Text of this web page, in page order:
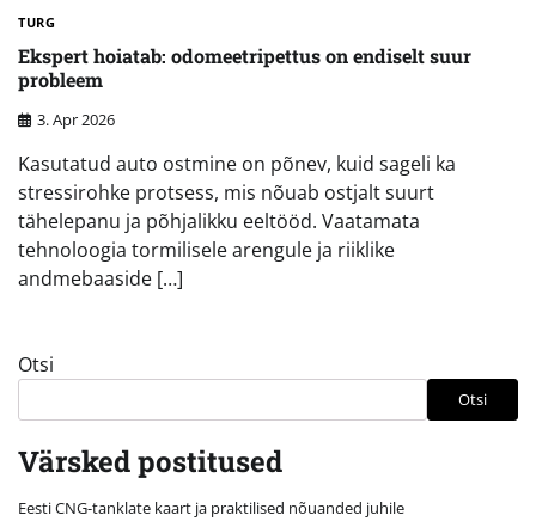
TURG
Ekspert hoiatab: odomeetripettus on endiselt suur
probleem
3. Apr 2026
Kasutatud auto ostmine on põnev, kuid sageli ka
stressirohke protsess, mis nõuab ostjalt suurt
tähelepanu ja põhjalikku eeltööd. Vaatamata
tehnoloogia tormilisele arengule ja riiklike
andmebaaside […]
Otsi
Otsi
Värsked postitused
Eesti CNG-tanklate kaart ja praktilised nõuanded juhile